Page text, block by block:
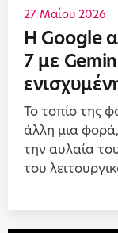
27 Μαΐου 2026
Η Google
7 με
Το τοπίο της
άλλη μια
την αυλαία
του